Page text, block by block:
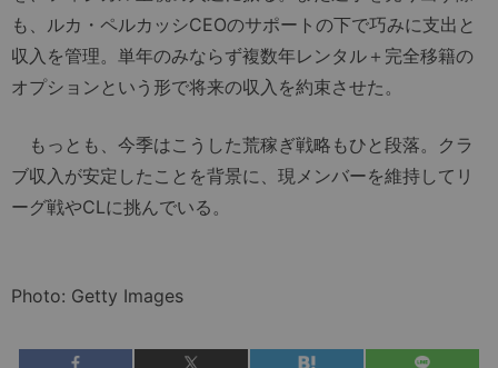
も、ルカ・ペルカッシCEOのサポートの下で巧みに支出と
収入を管理。単年のみならず複数年レンタル＋完全移籍の
オプションという形で将来の収入を約束させた。
もっとも、今季はこうした荒稼ぎ戦略もひと段落。クラ
ブ収入が安定したことを背景に、現メンバーを維持してリ
ーグ戦やCLに挑んでいる。
Photo: Getty Images